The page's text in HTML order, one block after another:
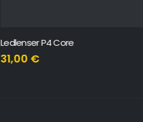
Ledlenser P4 Core
31,00 €